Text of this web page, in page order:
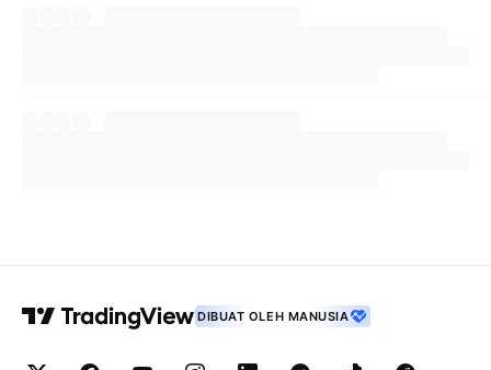
DIBUAT OLEH MANUSIA